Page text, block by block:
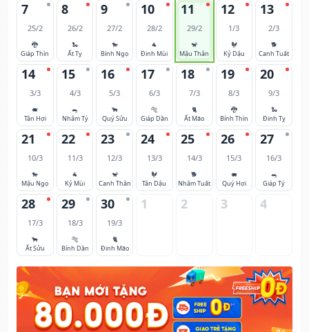
7
25/2
🐉
Giáp Thìn
8
26/2
🐍
Ất Tỵ
9
27/2
🐎
Bính Ngọ
10
28/2
🐐
Đinh Mùi
11
29/2
🐒
Mậu Thân
12
1/3
🐓
Kỷ Dậu
13
2/3
🐕
Canh Tuất
14
3/3
🐖
Tân Hợi
15
4/3
🐀
Nhâm Tý
16
5/3
🐂
Quý Sửu
17
6/3
🐅
Giáp Dần
18
7/3
🐈
Ất Mão
19
8/3
🐉
Bính Thìn
20
9/3
🐍
Đinh Tỵ
21
10/3
🐎
Mậu Ngọ
22
11/3
🐐
Kỷ Mùi
23
12/3
🐒
Canh Thân
24
13/3
🐓
Tân Dậu
25
14/3
🐕
Nhâm Tuất
26
15/3
🐖
Quý Hợi
27
16/3
🐀
Giáp Tý
28
17/3
🐂
Ất Sửu
29
18/3
🐅
Bính Dần
30
19/3
🐈
Đinh Mão
1 2 3 4